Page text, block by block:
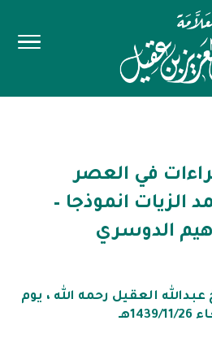
في العصر
الزيات انموذجا –
الدوسري
العقيل رحمه الله ، يوم
26هـ